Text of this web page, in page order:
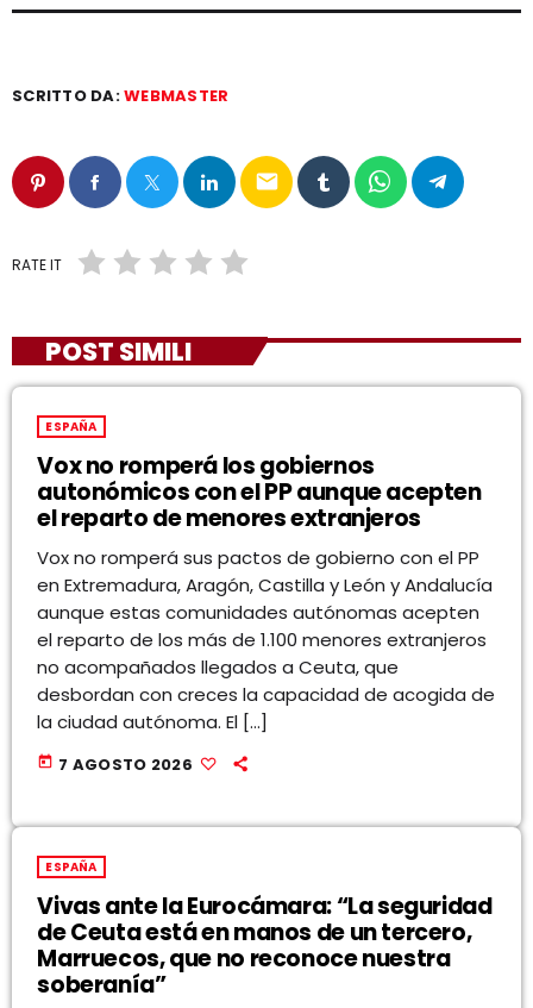
SCRITTO DA:WEBMASTER
email
RATE IT
POST SIMILI
ESPAÑA
Vox no romperá los gobiernos
autonómicos con el PP aunque acepten
el reparto de menores extranjeros
Vox no romperá sus pactos de gobierno con el PP
en Extremadura, Aragón, Castilla y León y Andalucía
aunque estas comunidades autónomas acepten
el reparto de los más de 1.100 menores extranjeros
no acompañados llegados a Ceuta, que
desbordan con creces la capacidad de acogida de
la ciudad autónoma. El […]
today 7 AGOSTO 2026
ESPAÑA
Vivas ante la Eurocámara: “La seguridad
de Ceuta está en manos de un tercero,
Marruecos, que no reconoce nuestra
soberanía”